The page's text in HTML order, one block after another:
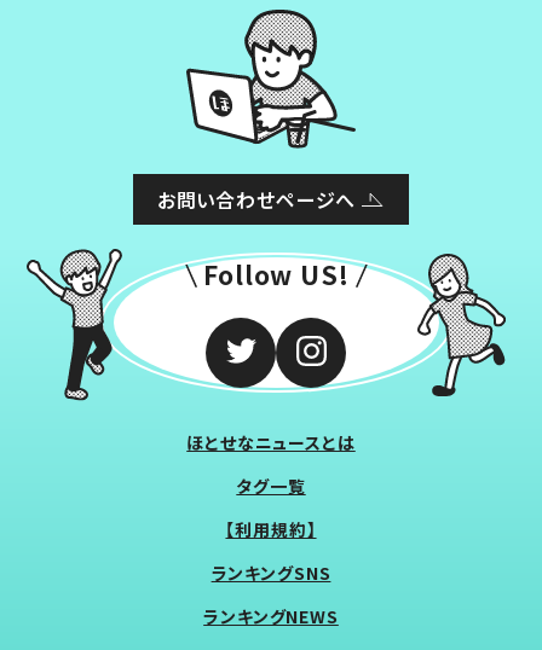
お問い合わせページへ
Follow US!
ほとせなニュースとは
タグ一覧
【利用規約】
ランキングSNS
ランキングNEWS